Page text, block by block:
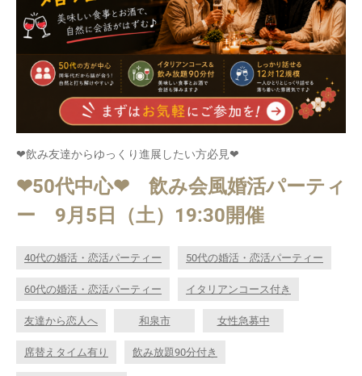
❤飲み友達からゆっくり進展したい方必見❤
❤50代中心❤ 飲み会風婚活パーティ
ー 9月5日（土）19:30開催
40代の婚活・恋活パーティー 50代の婚活・恋活パーティー
60代の婚活・恋活パーティー イタリアンコース付き
友達から恋人へ 和泉市 女性急募中
席替えタイム有り 飲み放題90分付き